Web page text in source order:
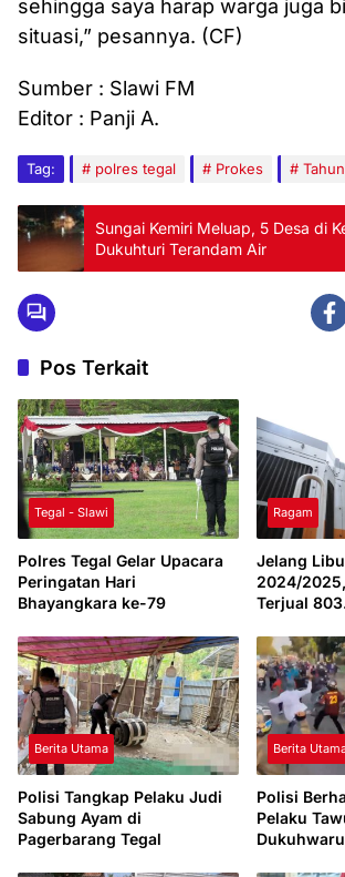
sehingga saya harap warga juga
situasi,” pesannya. (CF)
Sumber : Slawi FM
Editor : Panji A.
Tag: polres tegal Prokes
Sungai Kemiri Meluap, 5 Desa di
Dukuhturi Terandam Air
Pos Terkait
Tegal - Slawi
Polres Tegal Gelar Upacara
Peringatan Hari
Bhayangkara ke-79
Ragam
Jelang
2024/
Terjual
Berita Utama
Polisi Tangkap Pelaku Judi
Sabung Ayam di
Pagerbarang Tegal
Berita
Polisi
Pelaku